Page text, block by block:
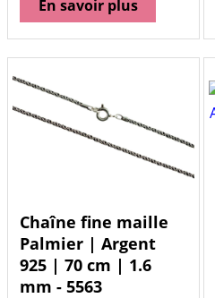
En savoir plus
Chaîne fine maille
Palmier | Argent
925 | 70 cm | 1.6
mm - 5563